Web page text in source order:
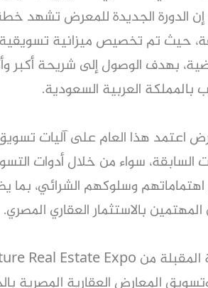
بالمملكة العربية السعودية.
المهتمين بالاستثمار العقاري المصري.